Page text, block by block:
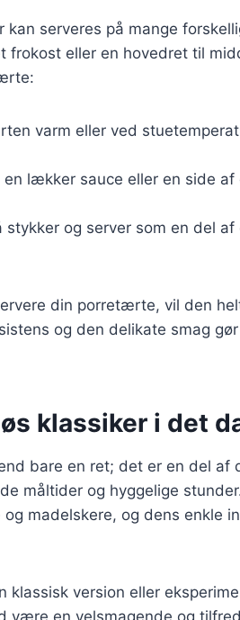
serveres på mange
frokost eller en hovedret til
varm eller ved
en lækker sauce eller en side
og server som en del af
din porretærte, vil den
og den delikate smag
klassiker i det
bare en ret; det er en del af
måltider og hyggelige
madelskere, og dens enkle
version eller
være en velsmagende og